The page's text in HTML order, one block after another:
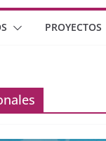
PROYECTOS